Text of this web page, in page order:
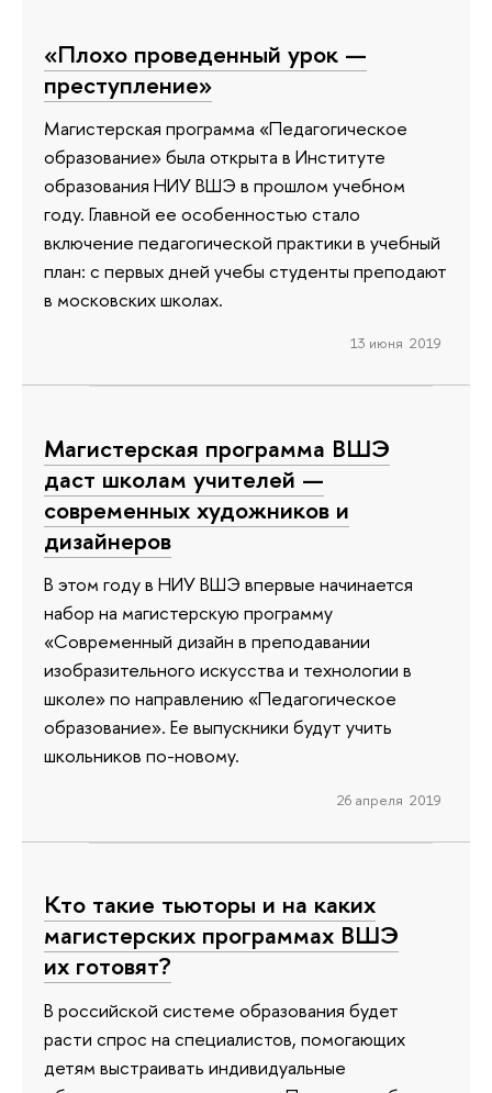
«Плохо проведенный урок —
преступление»
Магистерская программа «Педагогическое
образование» была открыта в Институте
образования НИУ ВШЭ в прошлом учебном
году. Главной ее особенностью стало
включение педагогической практики в учебный
план: с первых дней учебы студенты преподают
в московских школах.
13 июня 2019
Магистерская программа ВШЭ
даст школам учителей —
современных художников и
дизайнеров
В этом году в НИУ ВШЭ впервые начинается
набор на магистерскую программу
«Современный дизайн в преподавании
изобразительного искусства и технологии в
школе» по направлению «Педагогическое
образование». Ее выпускники будут учить
школьников по-новому.
26 апреля 2019
Кто такие тьюторы и на каких
магистерских программах ВШЭ
их готовят?
В российской системе образования будет
расти спрос на специалистов, помогающих
детям выстраивать индивидуальные